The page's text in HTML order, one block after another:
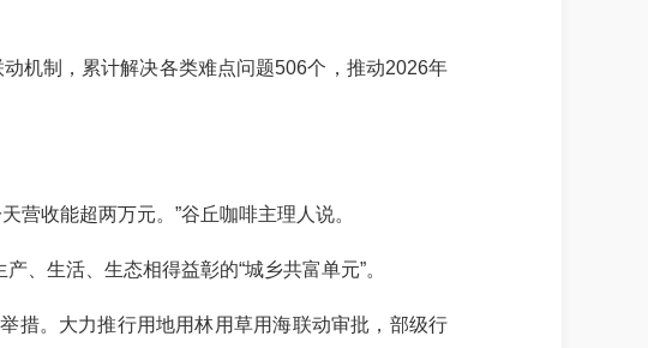
机制，累计解决各类难点问题506个，推动2026年
营收能超两万元。”谷丘咖啡主理人说。
、生活、生态相得益彰的“城乡共富单元”。
措。大力推行用地用林用草用海联动审批，部级行